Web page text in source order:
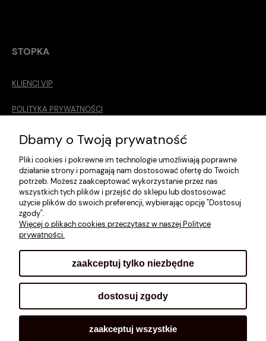
STOPKA
KLIENCI VIP
POLITYKA PRYWATNOŚCI
O MNIE
ROZMIARÓWKA [cm]
REGULAMIN
METODY PŁATNOŚCI
Sklep internetowy Shoplo.pl, powered byShoper.
Dbamy o Twoją prywatność
Pliki cookies i pokrewne im technologie umożliwiają poprawne
działanie strony i pomagają nam dostosować ofertę do Twoich
potrzeb. Możesz zaakceptować wykorzystanie przez nas
wszystkich tych plików i przejść do sklepu lub dostosować
użycie plików do swoich preferencji, wybierając opcję "Dostosuj
zgody".
Więcej o plikach cookies przeczytasz w naszej Polityce
prywatności.
zaakceptuj tylko niezbędne
dostosuj zgody
zaakceptuj wszystkie